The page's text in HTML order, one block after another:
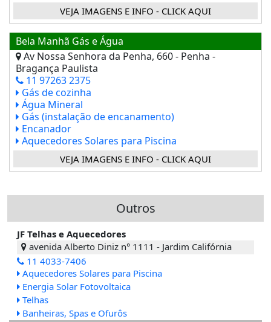
VEJA IMAGENS E INFO - CLICK AQUI
Bela Manhã Gás e Água
Av Nossa Senhora da Penha, 660 - Penha -
Bragança Paulista
11 97263 2375
Gás de cozinha
Água Mineral
Gás (instalação de encanamento)
Encanador
Aquecedores Solares para Piscina
VEJA IMAGENS E INFO - CLICK AQUI
Outros
JF Telhas e Aquecedores
avenida Alberto Diniz n° 1111 - Jardim Califórnia
11 4033-7406
Aquecedores Solares para Piscina
Energia Solar Fotovoltaica
Telhas
Banheiras, Spas e Ofurôs